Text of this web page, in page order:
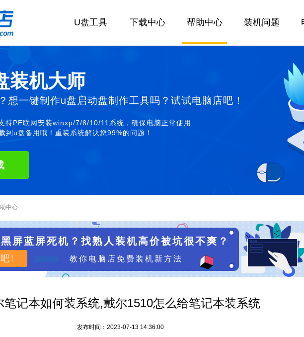
U盘工具 下载中心 帮助中心 装机问题
装机大师
想一键制作u盘启动盘制作工具吗？试试电脑店吧！
持PE联网安装winxp/7/8/10/11系统，确保电脑正常使用
到u盘备用哦！重装系统解决您99%的问题！
中心
屏蓝屏死机？找熟人装机高价被坑很不爽？
! 教你电脑店免费装机新方法
笔记本如何装系统,戴尔1510怎么给笔记本装系统
发布时间：2023-07-13 14:36:00